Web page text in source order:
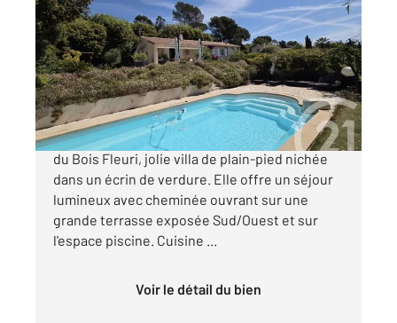
91,55 m
, 4 pièces
Ref : 88
Maison à vendre
799 000 €
BIOT-BOIS FLEURI: Dans le quartier recherché
du Bois Fleuri, jolie villa de plain-pied nichée
dans un écrin de verdure. Elle offre un séjour
lumineux avec cheminée ouvrant sur une
grande terrasse exposée Sud/Ouest et sur
l'espace piscine. Cuisine ...
Voir le détail du bien